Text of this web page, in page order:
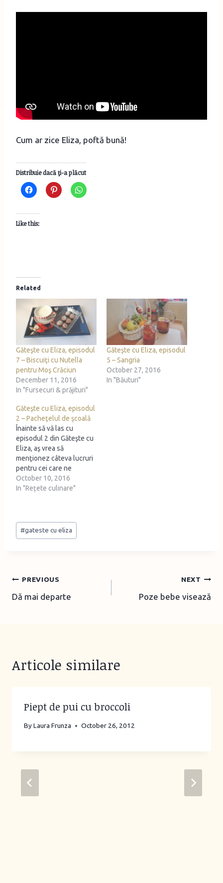
Cum ar zice Eliza, poftă bună!
Distribuie dacă ţi-a plăcut
Like this:
Related
Găteşte cu Eliza, episodul
7 – Biscuiţi cu Nutella
pentru Moş Crăciun
December 11, 2016
In "Fursecuri & prăjituri"
Găteşte cu Eliza, episodul
5 – Sangria
October 27, 2016
In "Băuturi"
Găteşte cu Eliza, episodul
2 – Pacheţelul de şcoală
Înainte să vă las cu
episodul 2 din Găteşte cu
Eliza, aş vrea să
menţionez câteva lucruri
pentru cei care ne
urmăresc. Noi nu facem
asta la nivel profesionist.
se văd pe geam şi
porumbeii…
October 10, 2016
In "Rețete culinare"
Post
Tags:
#gateste cu eliza
Post
navigation
PREVIOUS
Dă mai departe
NEXT
Poze bebe visează
Articole similare
Piept de pui cu broccoli
ByLaura Frunza October 26, 2012